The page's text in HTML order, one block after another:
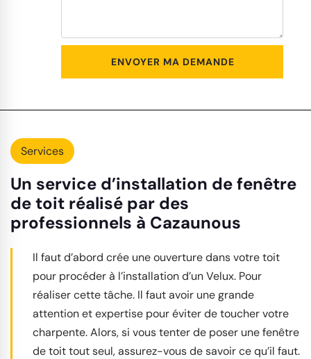
Services
Un service d’installation de fenêtre
de toit réalisé par des
professionnels à Cazaunous
Il faut d’abord crée une ouverture dans votre toit
pour procéder à l’installation d’un Velux. Pour
réaliser cette tâche. Il faut avoir une grande
attention et expertise pour éviter de toucher votre
charpente. Alors, si vous tenter de poser une fenêtre
de toit tout seul, assurez-vous de savoir ce qu’il faut.